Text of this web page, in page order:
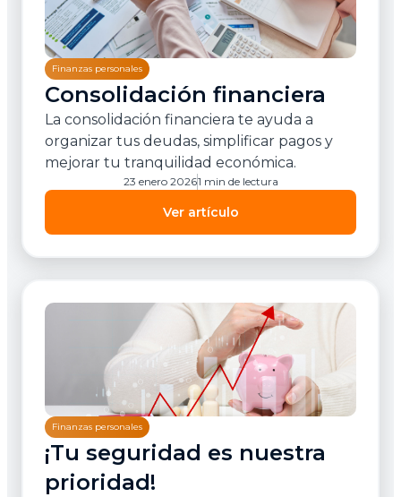
Finanzas personales
Consolidación financiera
La consolidación financiera te ayuda a
organizar tus deudas, simplificar pagos y
mejorar tu tranquilidad económica.
Ver artículo
23 enero 20261 min de lectura
Finanzas personales
¡Tu seguridad es nuestra
prioridad!